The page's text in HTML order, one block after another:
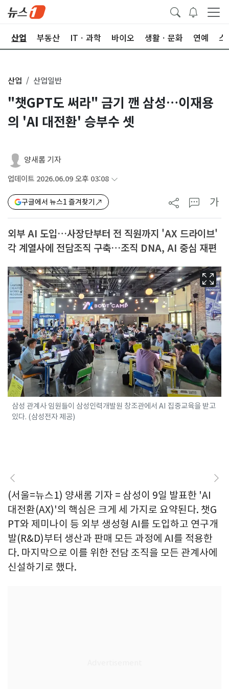
산업 부동산 ITㆍ과학 바이오 생활ㆍ문화 연예 스
산업 산업일반
"챗GPT도 써라" 금기 깬 삼성…이재용
의 'AI 대전환' 승부수 셋
양새롬 기자
업데이트 2026.06.09 오후 03:08
구글에서 뉴스1 즐겨찾기 가
외부 AI 도입…사장단부터 전 직원까지 'AX 드라이브'
각 계열사에 전담조직 구축…조직 DNA, AI 중심 재편
삼성 관계사 임원들이 삼성인력개발원 창조관에서 AI 집중교육을 받고
있다. (삼성전자 제공)
(서울=뉴스1) 양새롬 기자 = 삼성이 9일 발표한 'AI
대전환(AX)'의 핵심은 크게 세 가지로 요약된다. 챗G
PT와 제미나이 등 외부 생성형 AI를 도입하고 연구개
발(R&D)부터 생산과 판매 모든 과정에 AI를 적용한
다. 마지막으로 이를 위한 전담 조직을 모든 관계사에
신설하기로 했다.